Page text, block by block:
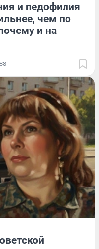
и педофилия
чем по
и на
88